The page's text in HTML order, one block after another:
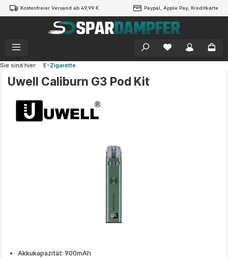
springen
Kostenfreier Versand ab 49,99 € Paypal, Apple Pay, Kreditkarte
Sie sind hier: E-Zigarette
Uwell Caliburn G3 Pod Kit
Akkukapazität: 900mAh